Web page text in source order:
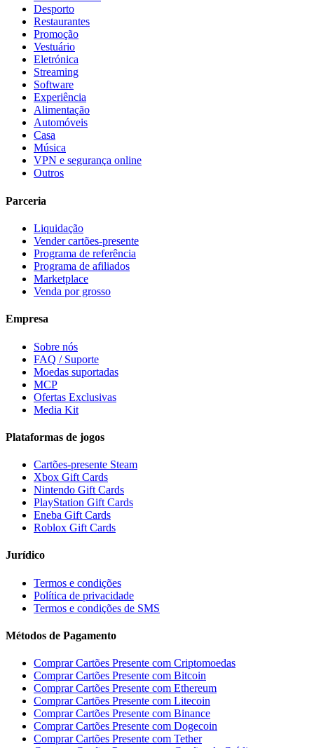
Desporto
Restaurantes
Promoção
Vestuário
Eletrónica
Streaming
Software
Experiência
Alimentação
Automóveis
Casa
Música
VPN e segurança online
Outros
Parceria
Liquidação
Vender cartões-presente
Programa de referência
Programa de afiliados
Marketplace
Venda por grosso
Empresa
Sobre nós
FAQ / Suporte
Moedas suportadas
MCP
Ofertas Exclusivas
Media Kit
Plataformas de jogos
Cartões-presente Steam
Xbox Gift Cards
Nintendo Gift Cards
PlayStation Gift Cards
Eneba Gift Cards
Roblox Gift Cards
Jurídico
Termos e condições
Política de privacidade
Termos e condições de SMS
Métodos de Pagamento
Comprar Cartões Presente com Criptomoedas
Comprar Cartões Presente com Bitcoin
Comprar Cartões Presente com Ethereum
Comprar Cartões Presente com Litecoin
Comprar Cartões Presente com Binance
Comprar Cartões Presente com Dogecoin
Comprar Cartões Presente com Tether